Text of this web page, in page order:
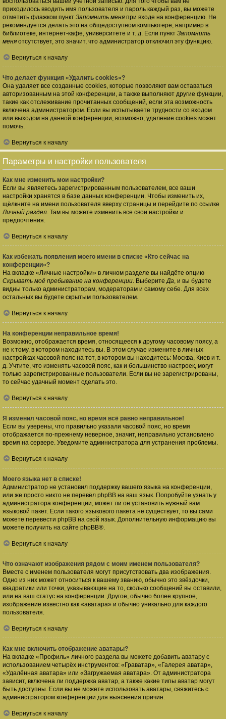
приходилось вводить имя пользователя и пароль каждый раз, вы можете
отметить флажком пункт Запомнить меня при входе на конференцию. Не
рекомендуется делать это на общедоступном компьютере, например в
библиотеке, интернет-кафе, университете и т. д. Если пункт Запомнить
меня отсутствует, это значит, что администратор отключил эту функцию.
Вернуться к началу
Что делает функция «Удалить cookies»?
Она удаляет все созданные cookies, которые позволяют вам оставаться
авторизованным на этой конференции, а также выполняют другие функции,
такие как отслеживание прочитанных сообщений, если эта возможность
включена администратором. Если вы испытываете трудности со входом
или выходом на данной конференции, возможно, удаление cookies может
помочь.
Вернуться к началу
Параметры и настройки пользователя
Как мне изменить мои настройки?
Если вы являетесь зарегистрированным пользователем, все ваши
настройки хранятся в базе данных конференции. Чтобы изменить их,
щёлкните на имени пользователя вверху страницы и перейдите по ссылке
Личный раздел. Там вы можете изменить все свои настройки и
предпочтения.
Вернуться к началу
Как избежать появления моего имени в списке «Кто сейчас на
конференции»?
На вкладке «Личные настройки» в личном разделе вы найдёте опцию
Скрывать моё пребывание на конференции. ВыберитеДа, и вы будете
видны только администраторам, модераторам и самому себе. Для всех
остальных вы будете скрытым пользователем.
Вернуться к началу
На конференции неправильное время!
Возможно, отображается время, относящееся к другому часовому поясу, а
не к тому, в котором находитесь вы. В этом случае измените в личных
настройках часовой пояс на тот, в котором вы находитесь: Москва, Киев и т.
д. Учтите, что изменять часовой пояс, как и большинство настроек, могут
только зарегистрированные пользователи. Если вы не зарегистрированы,
то сейчас удачный момент сделать это.
Вернуться к началу
Я изменил часовой пояс, но время всё равно неправильное!
Если вы уверены, что правильно указали часовой пояс, но время
отображается по-прежнему неверное, значит, неправильно установлено
время на сервере. Уведомите администратора для устранения проблемы.
Вернуться к началу
Моего языка нет в списке!
Администратор не установил поддержку вашего языка на конференции,
или же просто никто не перевёл phpBB на ваш язык. Попробуйте узнать у
администратора конференции, может ли он установить нужный вам
языковой пакет. Если такого языкового пакета не существует, то вы сами
можете перевести phpBB на свой язык. Дополнительную информацию вы
можете получить на сайте phpBB®.
Вернуться к началу
Что означают изображения рядом с моим именем пользователя?
Вместе с именем пользователя могут присутствовать два изображения.
Одно из них может относиться к вашему званию, обычно это звёздочки,
квадратики или точки, указывающие на то, сколько сообщений вы оставили,
или на ваш статус на конференции. Другое, обычно более крупное,
изображение известно как «аватара» и обычно уникально для каждого
пользователя.
Вернуться к началу
Как мне включить отображение аватары?
На вкладке «Профиль» личного раздела вы можете добавить аватару с
использованием четырёх инструментов: «Граватар», «Галерея аватар»,
«Удалённая аватара» или «Загружаемая аватара». От администратора
зависит, включена ли поддержка аватар, а также какие типы аватар могут
быть доступны. Если вы не можете использовать аватары, свяжитесь с
администратором конференции для выяснения причин.
Вернуться к началу